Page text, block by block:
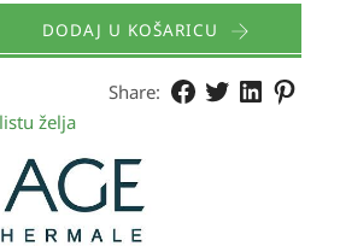
DODAJ U KOŠARICU
Share:
želja